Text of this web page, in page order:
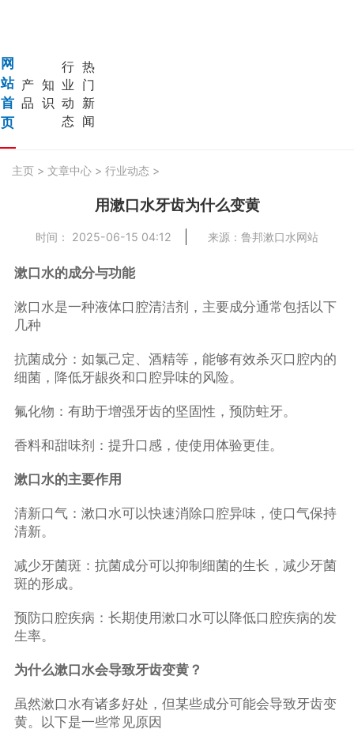
网
站
首
页
产
品
知
识
行
业
动
态
热
门
新
闻
主页 > 文章中心 > 行业动态 >
用漱口水牙齿为什么变黄
时间： 2025-06-15 04:12 来源：鲁邦漱口水网站
漱口水的成分与功能
漱口水是一种液体口腔清洁剂，主要成分通常包括以下
几种
抗菌成分：如氯己定、酒精等，能够有效杀灭口腔内的
细菌，降低牙龈炎和口腔异味的风险。
氟化物：有助于增强牙齿的坚固性，预防蛀牙。
香料和甜味剂：提升口感，使使用体验更佳。
漱口水的主要作用
清新口气：漱口水可以快速消除口腔异味，使口气保持
清新。
减少牙菌斑：抗菌成分可以抑制细菌的生长，减少牙菌
斑的形成。
预防口腔疾病：长期使用漱口水可以降低口腔疾病的发
生率。
为什么漱口水会导致牙齿变黄？
虽然漱口水有诸多好处，但某些成分可能会导致牙齿变
黄。以下是一些常见原因